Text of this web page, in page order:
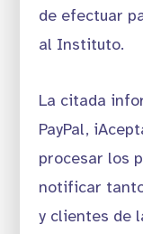
de efectuar
al Instituto.
La citada
PayPal,
procesar los
notificar
y clientes de